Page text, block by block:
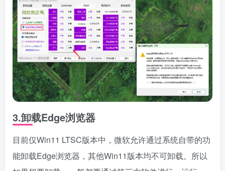
3.卸载Edge浏览器
目前仅Win11 LTSC版本中，微软允许通过系统自带的功
能卸载Edge浏览器，其他Win11版本均不可卸载。所以